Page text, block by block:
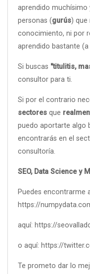
aprendido
personas (gurús) que
conocimiento, ni por
aprendido bastante
Si buscas "titulitis,
consultor para ti.
Si por el contrario
sectores que
puedo aportarte algo
encontrarás en el
consultoría.
SEO, Data Science y
Puedes encontrarme
https://
aquí: https://
o aquí: https://
Te prometo dar lo